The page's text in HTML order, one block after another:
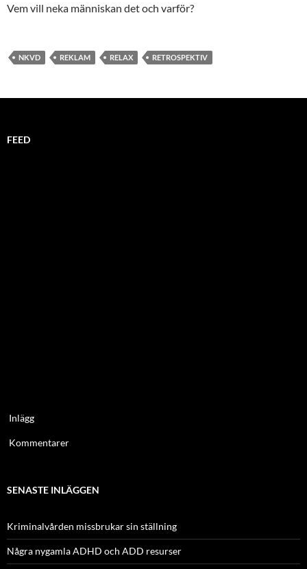
Vem vill neka människan det och varför?
NKVD REKLAM RELAX RETROSPEKTIV
FEED
Inlägg
Kommentarer
SENASTE INLÄGGEN
Kriminalvården missbrukar sin ställning
Några nygamla ADHD och ADD resurser